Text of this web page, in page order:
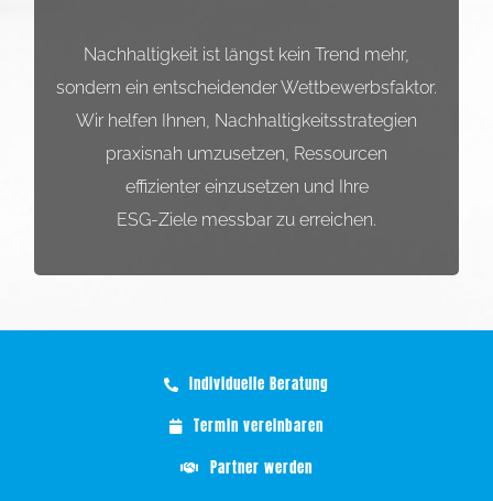
Stellenangebote
Kontakt
SYNO Kundenservice
Nachhaltigkeit ist längst kein Trend mehr,
sondern ein entscheidender Wettbewerbsfaktor.
Wir helfen Ihnen, Nachhaltigkeitsstrategien
praxisnah umzusetzen, Ressourcen
effizienter einzusetzen und Ihre
ESG-Ziele messbar zu erreichen.
Individuelle Beratung
Termin vereinbaren
Partner werden